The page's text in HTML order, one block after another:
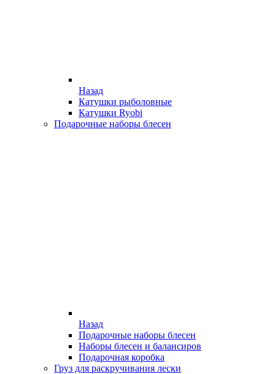
Назад
Катушки рыболовные
Катушки Ryobi
Подарочные наборы блесен
Назад
Подарочные наборы блесен
Наборы блесен и балансиров
Подарочная коробка
Груз для раскручивания лески